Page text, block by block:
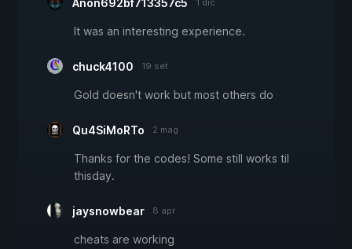
Anon692bf713357c5 1 dic
It was an interesting experience.
chuck4100 19 set
Gold doesn't work but most others do
Qu4SiMoRTo 2 mag
Thanks for the codes! Some still works til
thisday.
jaysnowbear 8 apr
cheats are working